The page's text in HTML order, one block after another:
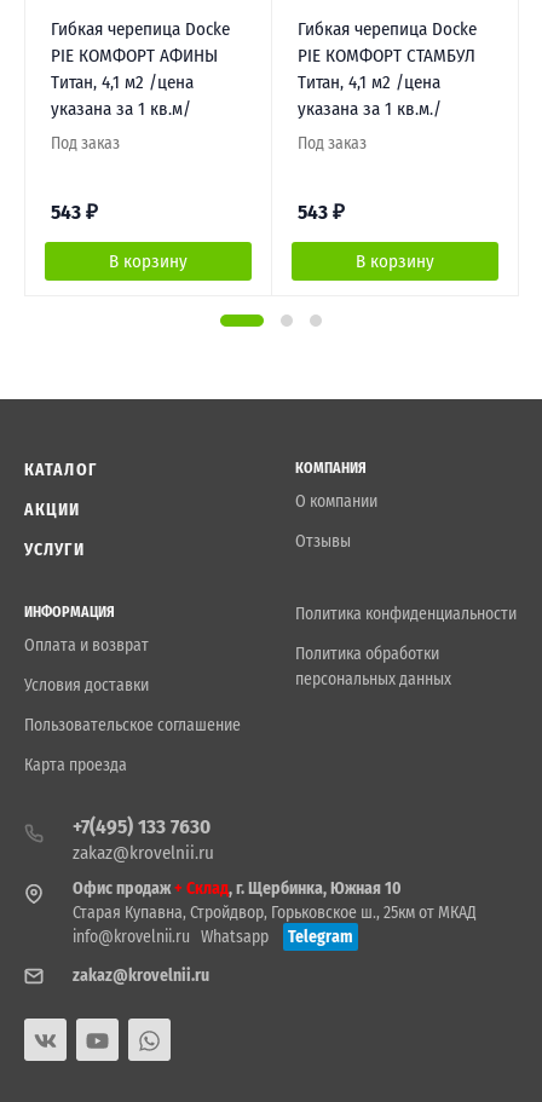
Гибкая черепица Docke
PIE КОМФОРТ АФИНЫ
Титан, 4,1 м2 /цена
указана за 1 кв.м/
Под заказ
543 ₽
В корзину
Гибкая черепица Docke
PIE КОМФОРТ СТАМБУЛ
Титан, 4,1 м2 /цена
указана за 1 кв.м./
Под заказ
543 ₽
В корзину
КАТАЛОГ
АКЦИИ
УСЛУГИ
КОМПАНИЯ
О компании
Отзывы
ИНФОРМАЦИЯ
Оплата и возврат
Условия доставки
Пользовательское соглашение
Карта проезда
Политика конфиденциальности
Политика обработки
персональных данных
+7(495) 133 7630
zakaz@krovelnii.ru
Офис продаж+ Склад, г. Щербинка, Южная 10
Старая Купавна, Стройдвор, Горьковское ш., 25км от МКАД
info@krovelnii.ru Whatsapp
Telegram
zakaz@krovelnii.ru